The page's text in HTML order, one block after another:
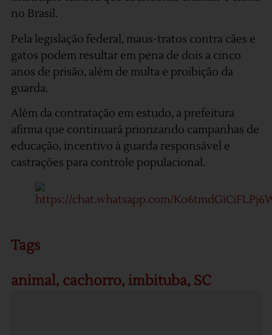
no Brasil.
Pela legislação federal, maus-tratos contra cães e
gatos podem resultar em pena de dois a cinco
anos de prisão, além de multa e proibição da
guarda.
Além da contratação em estudo, a prefeitura
afirma que continuará priorizando campanhas de
educação, incentivo à guarda responsável e
castrações para controle populacional.
Tags
animal, cachorro, imbituba, SC